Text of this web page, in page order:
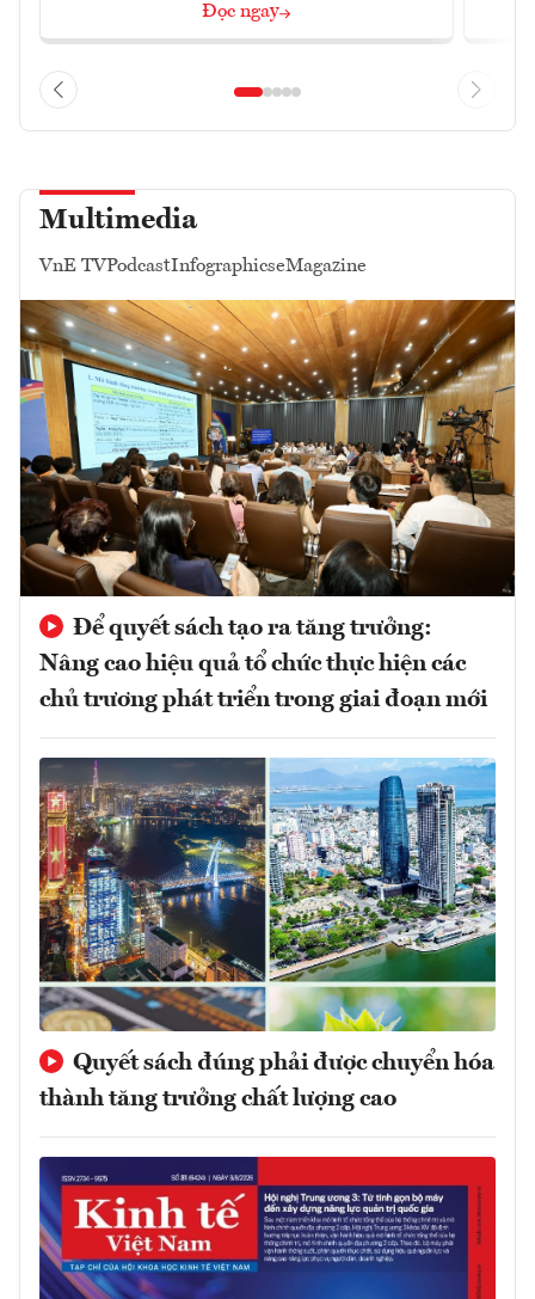
Đọc ngay
Multimedia
VnE TVPodcastInfographicseMagazine
Để quyết sách tạo ra tăng trưởng:
Nâng cao hiệu quả tổ chức thực hiện các
chủ trương phát triển trong giai đoạn mới
Quyết sách đúng phải được chuyển hóa
thành tăng trưởng chất lượng cao